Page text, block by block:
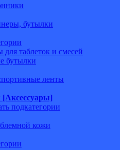
бутылки
для таблеток и смесей
бутылки
ленты
[Аксессуары]
подкатегории
кожи